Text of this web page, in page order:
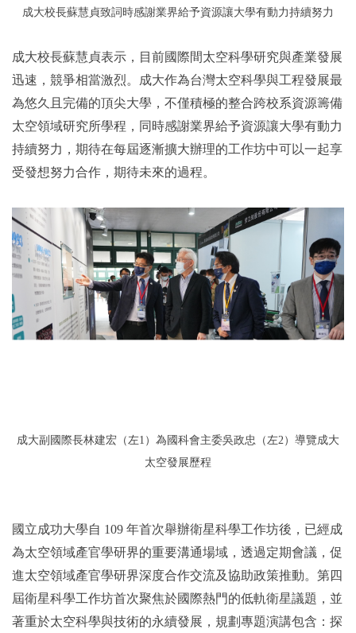
成大校長蘇慧貞致詞時感謝業界給予資源讓大學有動力持續努力
成大校長蘇慧貞表示，目前國際間太空科學研究與產業發展
迅速，競爭相當激烈。成大作為台灣太空科學與工程發展最
為悠久且完備的頂尖大學，不僅積極的整合跨校系資源籌備
太空領域研究所學程，同時感謝業界給予資源讓大學有動力
持續努力，期待在每屆逐漸擴大辦理的工作坊中可以一起享
受發想努力合作，期待未來的過程。
成大副國際長林建宏（左1）為國科會主委吳政忠（左2）導覽成大
太空發展歷程
國立成功大學自 109 年首次舉辦衛星科學工作坊後，已經成
為太空領域產官學研界的重要溝通場域，透過定期會議，促
進太空領域產官學研界深度合作交流及協助政策推動。第四
屆衛星科學工作坊首次聚焦於國際熱門的低軌衛星議題，並
著重於太空科學與技術的永續發展，規劃專題演講包含：探